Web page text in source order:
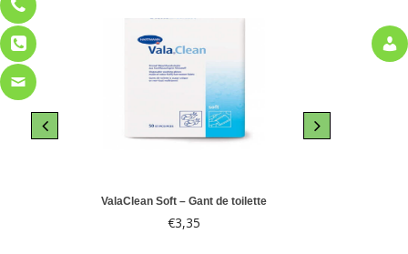
ValaClean Soft – Gant de toilette
€3,35